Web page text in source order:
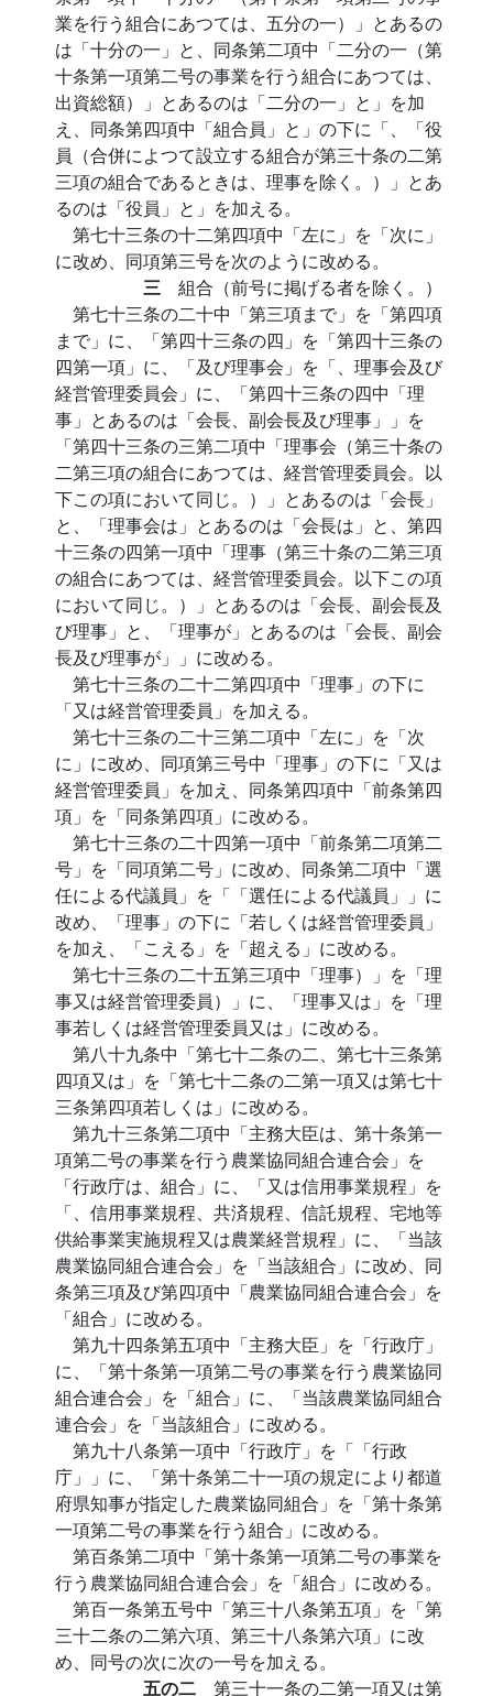
業を行う組合にあつては、五分の一）」とあるの
は「十分の一」と、同条第二項中「二分の一（第
十条第一項第二号の事業を行う組合にあつては、
出資総額）」とあるのは「二分の一」と」を加
え、同条第四項中「組合員」と」の下に「、「役
員（合併によつて設立する組合が第三十条の二第
三項の組合であるときは、理事を除く。）」とあ
るのは「役員」と」を加える。
第七十三条の十二第四項中「左に」を「次に」
に改め、同項第三号を次のように改める。
三 組合（前号に掲げる者を除く。）
第七十三条の二十中「第三項まで」を「第四項
まで」に、「第四十三条の四」を「第四十三条の
四第一項」に、「及び理事会」を「、理事会及び
経営管理委員会」に、「第四十三条の四中「理
事」とあるのは「会長、副会長及び理事」」を
「第四十三条の三第二項中「理事会（第三十条の
二第三項の組合にあつては、経営管理委員会。以
下この項において同じ。）」とあるのは「会長」
と、「理事会は」とあるのは「会長は」と、第四
十三条の四第一項中「理事（第三十条の二第三項
の組合にあつては、経営管理委員会。以下この項
において同じ。）」とあるのは「会長、副会長及
び理事」と、「理事が」とあるのは「会長、副会
長及び理事が」」に改める。
第七十三条の二十二第四項中「理事」の下に
「又は経営管理委員」を加える。
第七十三条の二十三第二項中「左に」を「次
に」に改め、同項第三号中「理事」の下に「又は
経営管理委員」を加え、同条第四項中「前条第四
項」を「同条第四項」に改める。
第七十三条の二十四第一項中「前条第二項第二
号」を「同項第二号」に改め、同条第二項中「選
任による代議員」を「「選任による代議員」」に
改め、「理事」の下に「若しくは経営管理委員」
を加え、「こえる」を「超える」に改める。
第七十三条の二十五第三項中「理事）」を「理
事又は経営管理委員）」に、「理事又は」を「理
事若しくは経営管理委員又は」に改める。
第八十九条中「第七十二条の二、第七十三条第
四項又は」を「第七十二条の二第一項又は第七十
三条第四項若しくは」に改める。
第九十三条第二項中「主務大臣は、第十条第一
項第二号の事業を行う農業協同組合連合会」を
「行政庁は、組合」に、「又は信用事業規程」を
「、信用事業規程、共済規程、信託規程、宅地等
供給事業実施規程又は農業経営規程」に、「当該
農業協同組合連合会」を「当該組合」に改め、同
条第三項及び第四項中「農業協同組合連合会」を
「組合」に改める。
第九十四条第五項中「主務大臣」を「行政庁」
に、「第十条第一項第二号の事業を行う農業協同
組合連合会」を「組合」に、「当該農業協同組合
連合会」を「当該組合」に改める。
第九十八条第一項中「行政庁」を「「行政
庁」」に、「第十条第二十一項の規定により都道
府県知事が指定した農業協同組合」を「第十条第
一項第二号の事業を行う組合」に改める。
第百条第二項中「第十条第一項第二号の事業を
行う農業協同組合連合会」を「組合」に改める。
第百一条第五号中「第三十八条第五項」を「第
三十二条の二第六項、第三十八条第六項」に改
め、同号の次に次の一号を加える。
五の二 第三十一条の二第一項又は第